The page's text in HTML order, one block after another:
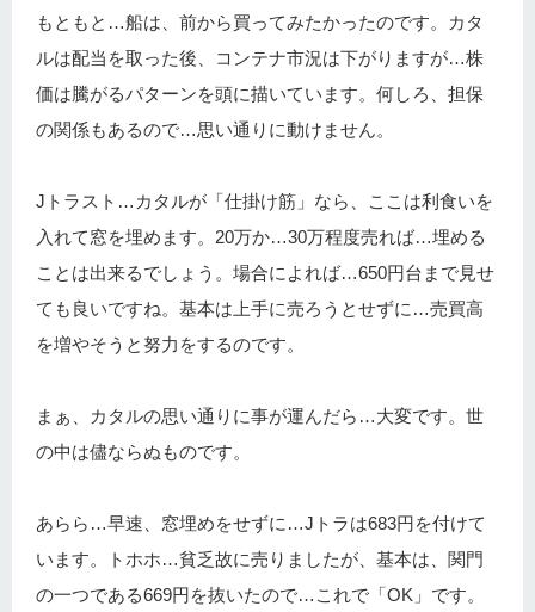
もともと…船は、前から買ってみたかったのです。カタ
ルは配当を取った後、コンテナ市況は下がりますが…株
価は騰がるパターンを頭に描いています。何しろ、担保
の関係もあるので…思い通りに動けません。
Jトラスト…カタルが「仕掛け筋」なら、ここは利食いを
入れて窓を埋めます。20万か…30万程度売れば…埋める
ことは出来るでしょう。場合によれば…650円台まで見せ
ても良いですね。基本は上手に売ろうとせずに…売買高
を増やそうと努力をするのです。
まぁ、カタルの思い通りに事が運んだら…大変です。世
の中は儘ならぬものです。
あらら…早速、窓埋めをせずに…Jトラは683円を付けて
います。トホホ…貧乏故に売りましたが、基本は、関門
の一つである669円を抜いたので…これで「OK」です。